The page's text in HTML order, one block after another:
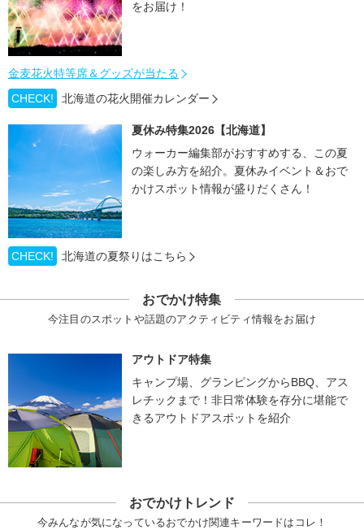
をお届け！
金麦花火特等席＆グッズが当たる
CHECK!
北海道の花火開催カレンダー
夏休み特集2026【北海道】
ウォーカー編集部がおすすめする、この夏
の楽しみ方を紹介。夏休みイベント＆おで
かけスポット情報が盛りだくさん！
CHECK! 北海道の夏祭りはこちら
おでかけ特集
今注目のスポットや話題のアクティビティ情報をお届け
アウトドア特集
キャンプ場、グランピングからBBQ、アス
レチックまで！非日常体験を存分に堪能で
きるアウトドアスポットを紹介
おでかけトレンド
今みんなが気になっているおでかけ関連キーワードはコレ！